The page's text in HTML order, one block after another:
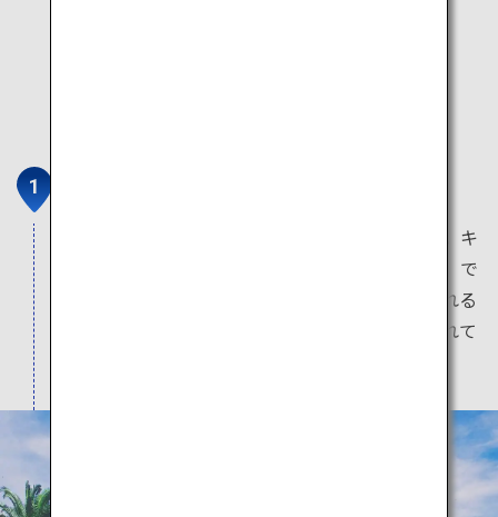
天草とキリスト教の歴史を理解するならここへ。キ
リシタン農民の起こした一揆「島原・天草一揆」で
使用された武器や、世界三大聖旗の一つといわれる
陣中旗など、当時の歴史を物語る資料が展示されて